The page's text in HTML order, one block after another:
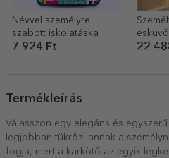
Névvel személyre
szabott iskolatáska
7 924 Ft 22
Termékleírás
Válasszon egy elegáns és
legjobban tükrözi annak a
fogja, mert a karkötő az egyik